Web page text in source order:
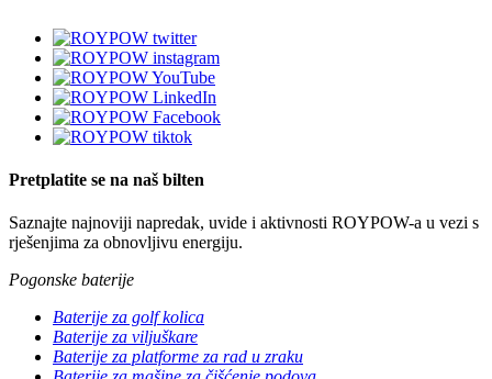
Pretplatite se na naš bilten
Saznajte najnoviji napredak, uvide i aktivnosti ROYPOW-a u vezi s
rješenjima za obnovljivu energiju.
Pogonske baterije
Baterije za golf kolica
Baterije za viljuškare
Baterije za platforme za rad u zraku